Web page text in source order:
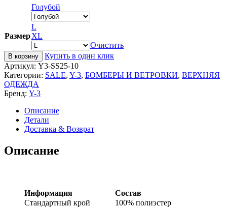
Голубой
Размер
L
XL
Очистить
В корзину
Купить в один клик
Артикул: Y3-SS25-10
Категории: SALE, Y-3, БОМБЕРЫ И ВЕТРОВКИ, ВЕРХНЯЯ
ОДЕЖДА
Бренд: Y-3
Описание
Детали
Доставка & Возврат
Описание
Информация
Стандартный крой
Состав
100% полиэстер